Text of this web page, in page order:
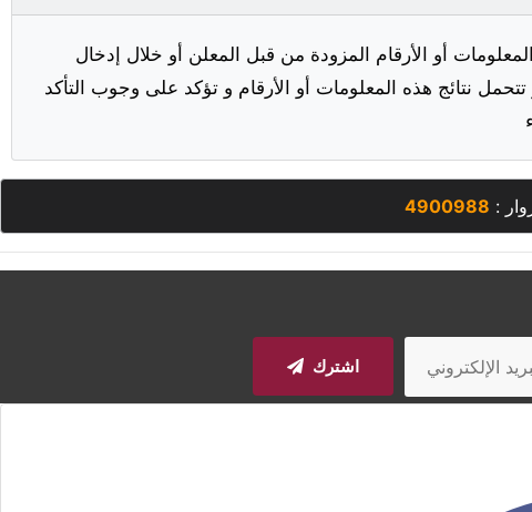
أو الأرقام المزودة من قبل المعلن أو خلال إدخال
نتائج هذه المعلومات أو الأرقام و تؤكد على وجوب التأكد
:
4900988
اشترك